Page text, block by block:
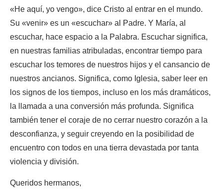
«He aquí, yo vengo», dice Cristo al entrar en el mundo.
Su «venir» es un «escuchar» al Padre. Y María, al
escuchar, hace espacio a la Palabra. Escuchar significa,
en nuestras familias atribuladas, encontrar tiempo para
escuchar los temores de nuestros hijos y el cansancio de
nuestros ancianos. Significa, como Iglesia, saber leer en
los signos de los tiempos, incluso en los más dramáticos,
la llamada a una conversión más profunda. Significa
también tener el coraje de no cerrar nuestro corazón a la
desconfianza, y seguir creyendo en la posibilidad de
encuentro con todos en una tierra devastada por tanta
violencia y división.
Queridos hermanos,